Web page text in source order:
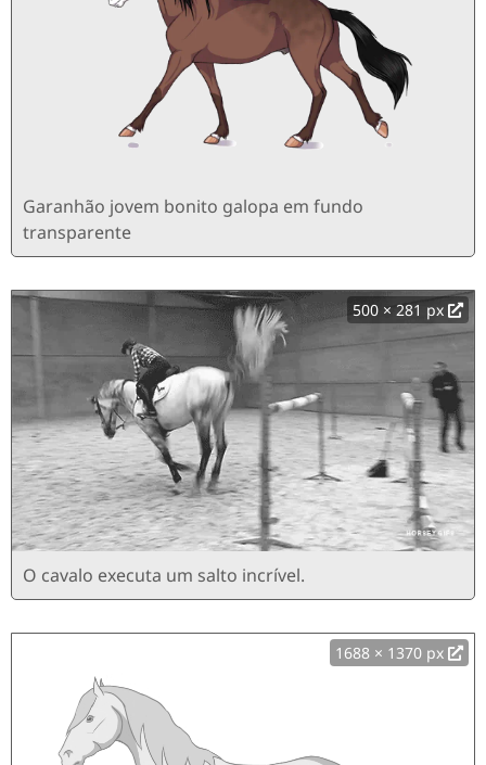
Garanhão jovem bonito galopa em fundo
transparente
500 × 281 px
O cavalo executa um salto incrível.
1688 × 1370 px